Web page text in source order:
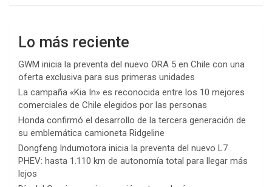
Lo más reciente
GWM inicia la preventa del nuevo ORA 5 en Chile con una
oferta exclusiva para sus primeras unidades
La campaña «Kia In» es reconocida entre los 10 mejores
comerciales de Chile elegidos por las personas
Honda confirmó el desarrollo de la tercera generación de
su emblemática camioneta Ridgeline
Dongfeng Indumotora inicia la preventa del nuevo L7
PHEV: hasta 1.110 km de autonomía total para llegar más
lejos